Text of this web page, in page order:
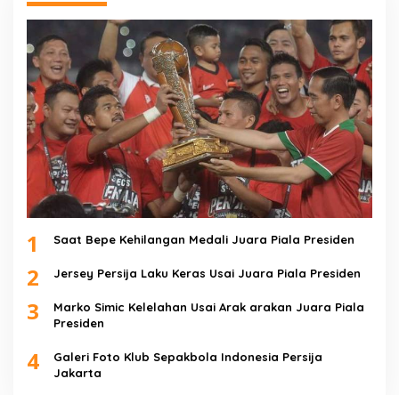
1 Saat Bepe Kehilangan Medali Juara Piala Presiden
2 Jersey Persija Laku Keras Usai Juara Piala Presiden
3
Marko Simic Kelelahan Usai Arak arakan Juara Piala
Presiden
4
Galeri Foto Klub Sepakbola Indonesia Persija
Jakarta